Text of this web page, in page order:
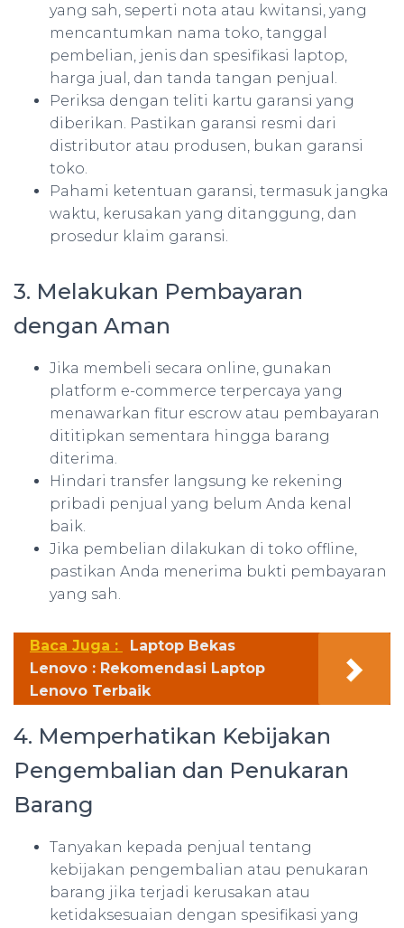
yang sah, seperti nota atau kwitansi, yang
mencantumkan nama toko, tanggal
pembelian, jenis dan spesifikasi laptop,
harga jual, dan tanda tangan penjual.
Periksa dengan teliti kartu garansi yang
diberikan. Pastikan garansi resmi dari
distributor atau produsen, bukan garansi
toko.
Pahami ketentuan garansi, termasuk jangka
waktu, kerusakan yang ditanggung, dan
prosedur klaim garansi.
3. Melakukan Pembayaran
dengan Aman
Jika membeli secara online, gunakan
platform e-commerce terpercaya yang
menawarkan fitur escrow atau pembayaran
dititipkan sementara hingga barang
diterima.
Hindari transfer langsung ke rekening
pribadi penjual yang belum Anda kenal
baik.
Jika pembelian dilakukan di toko offline,
pastikan Anda menerima bukti pembayaran
yang sah.
Baca Juga :
Laptop Bekas
Lenovo : Rekomendasi Laptop
Lenovo Terbaik
4. Memperhatikan Kebijakan
Pengembalian dan Penukaran
Barang
Tanyakan kepada penjual tentang
kebijakan pengembalian atau penukaran
barang jika terjadi kerusakan atau
ketidaksesuaian dengan spesifikasi yang